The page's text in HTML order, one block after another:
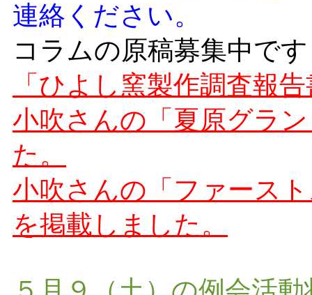
連絡ください。
コラムの原稿募集中で
「ひよし窯製作調査報
小吹さんの「夏原グラ
た。
小吹さんの「ファース
を掲載しました。